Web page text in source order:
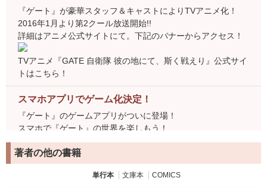
『ゲート』が豪華スタッフ＆キャストによりTVアニメ化！
2016年1月より第2クール放送開始!!
詳細はアニメ公式サイトにて。下記のバナーからアクセス！
TVアニメ『GATE 自衛隊 彼の地にて、斯く戦えり』公式サイ
トはこちら！
スマホアプリでゲーム化決定！
『ゲート』のゲームアプリがついに登場！
スマホで『ゲート』の世界を楽しもう！
公式サイトにて事前登録受付中。下記のバナーからアクセ
ス！
スマホアプリ『GATE ブレイブ スクランブル』公式サイトは
著者の他の書籍
単行本 文庫本 COMICS